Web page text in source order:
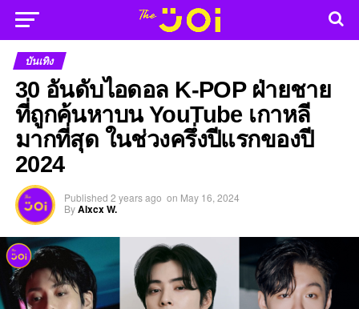
บันเทิง
30 อันดับไอดอล K-POP ฝ่ายชาย
ที่ถูกค้นหาบน YouTube เกาหลี
มากที่สุด ในช่วงครึ่งปีแรกของปี
2024
Published 2 years ago on May 16, 2024
ByAlxcx W.